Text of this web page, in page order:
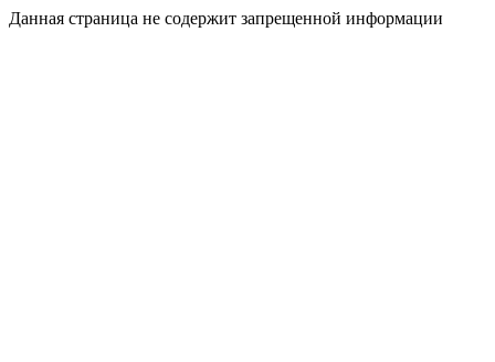
Данная страница не содержит запрещенной информации